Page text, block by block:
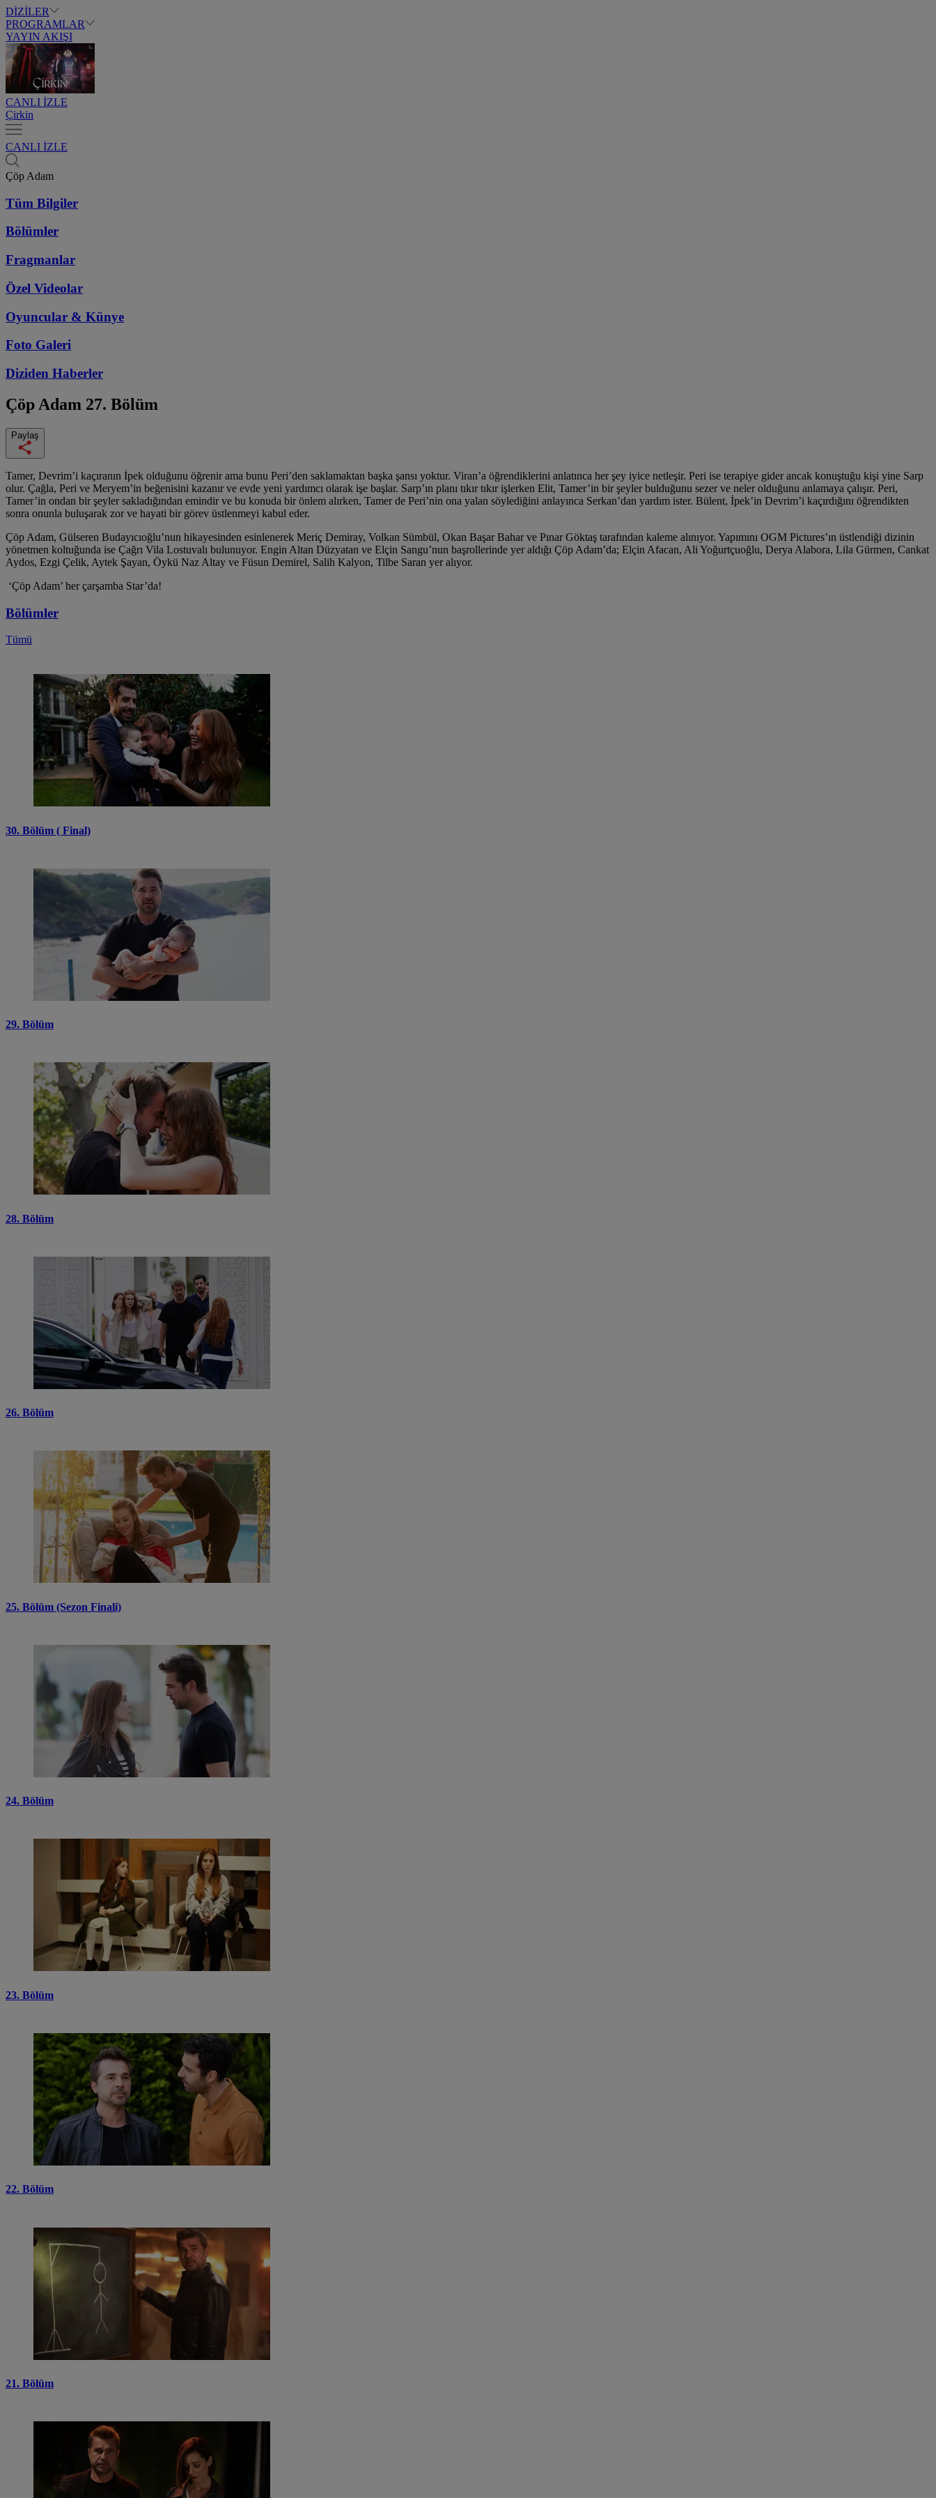
DİZİLER
PROGRAMLAR
YAYIN AKIŞI
CANLI İZLE
Çirkin
CANLI İZLE
Çöp Adam
Tüm Bilgiler
Bölümler
Fragmanlar
Özel Videolar
Oyuncular & Künye
Foto Galeri
Diziden Haberler
Çöp Adam 27. Bölüm
Paylaş
Tamer, Devrim’i kaçıranın İpek olduğunu öğrenir ama bunu Peri’den saklamaktan başka şansı yoktur. Viran’a öğrendiklerini anlatınca her şey iyice netleşir. Peri ise terapiye gider ancak konuştuğu kişi yine Sarp
olur. Çağla, Peri ve Meryem’in beğenisini kazanır ve evde yeni yardımcı olarak işe başlar. Sarp’ın planı tıkır tıkır işlerken Elit, Tamer’in bir şeyler bulduğunu sezer ve neler olduğunu anlamaya çalışır. Peri,
Tamer’in ondan bir şeyler sakladığından emindir ve bu konuda bir önlem alırken, Tamer de Peri’nin ona yalan söylediğini anlayınca Serkan’dan yardım ister. Bülent, İpek’in Devrim’i kaçırdığını öğrendikten
sonra onunla buluşarak zor ve hayati bir görev üstlenmeyi kabul eder.
Çöp Adam, Gülseren Budayıcıoğlu’nun hikayesinden esinlenerek Meriç Demiray, Volkan Sümbül, Okan Başar Bahar ve Pınar Göktaş tarafından kaleme alınıyor. Yapımını OGM Pictures’ın üstlendiği dizinin
yönetmen koltuğunda ise Çağrı Vila Lostuvalı bulunuyor. Engin Altan Düzyatan ve Elçin Sangu’nun başrollerinde yer aldığı Çöp Adam’da; Elçin Afacan, Ali Yoğurtçuoğlu, Derya Alabora, Lila Gürmen, Cankat
Aydos, Ezgi Çelik, Aytek Şayan, Öykü Naz Altay ve Füsun Demirel, Salih Kalyon, Tilbe Saran yer alıyor.
‘Çöp Adam’ her çarşamba Star’da!
Bölümler
Tümü
30. Bölüm ( Final)
29. Bölüm
28. Bölüm
26. Bölüm
25. Bölüm (Sezon Finali)
24. Bölüm
23. Bölüm
22. Bölüm
21. Bölüm